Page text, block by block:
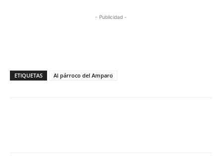
- Publicidad -
ETIQUETAS Al párroco del Amparo